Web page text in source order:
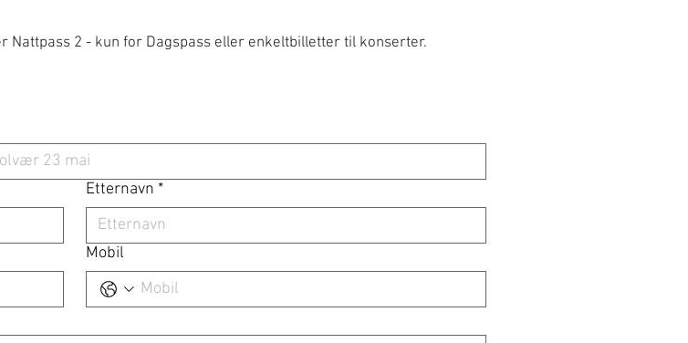
Nattpass 2 - kun for Dagspass eller enkeltbilletter til konserter.
Etternavn *
Mobil